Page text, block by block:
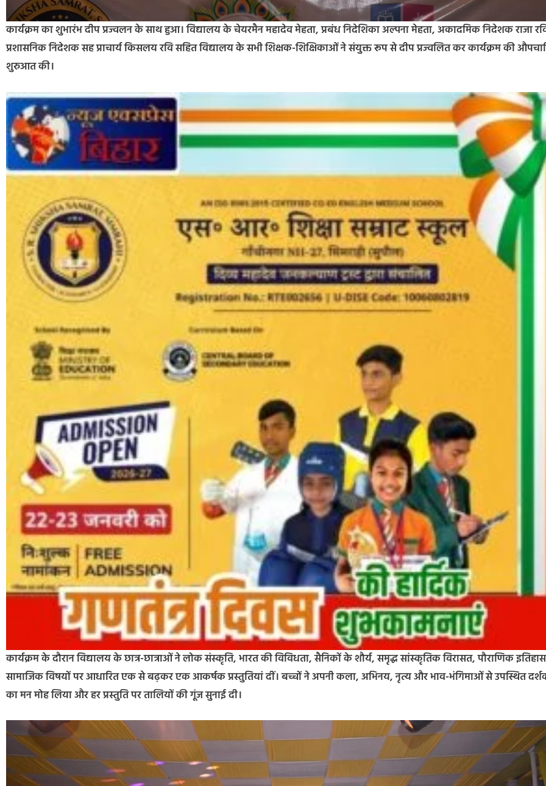
कार्यक्रम का शुभारंभ दीप प्रज्वलन के साथ हुआ। विद्यालय के चेयरमैन महादेव मेहता, प्रबंध निदेशिका अल्पना मेहता, अकादमिक निदेशक राजा
प्रशासनिक निदेशक सह प्राचार्य किसलय रवि सहित विद्यालय के सभी शिक्षक-शिक्षिकाओं ने संयुक्त रूप से दीप प्रज्वलित कर कार्यक्रम की
शुरुआत की।
कार्यक्रम के दौरान विद्यालय के छात्र-छात्राओं ने लोक संस्कृति, भारत की विविधता, सैनिकों के शौर्य, समृद्ध सांस्कृतिक विरासत, पौराणिक
सामाजिक विषयों पर आधारित एक से बढ़कर एक आकर्षक प्रस्तुतियां दीं। बच्चों ने अपनी कला, अभिनय, नृत्य और भाव-भंगिमाओं से उपस्थित
का मन मोह लिया और हर प्रस्तुति पर तालियों की गूंज सुनाई दी।